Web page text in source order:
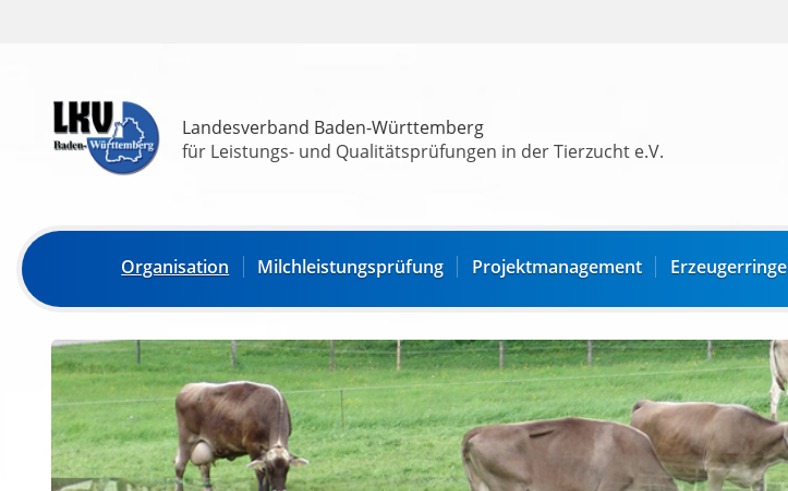
Landesverband Baden-Württemberg
für Leistungs- und Qualitätsprüfungen in der Tierzucht e.V.
Organisation Milchleistungsprüfung Projektmanagement Erzeugerringe